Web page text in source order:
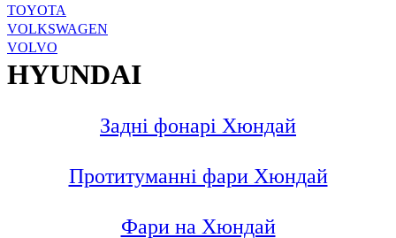
TOYOTA
VOLKSWAGEN
VOLVO
HYUNDAI
Задні фонарі Хюндай
Протитуманні фари Хюндай
Фари на Хюндай